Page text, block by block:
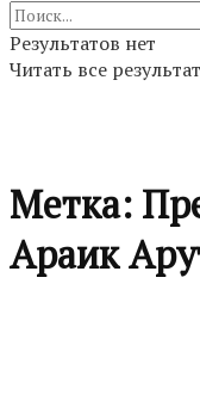
Результатов нет
Читать все
Метка:
Араик